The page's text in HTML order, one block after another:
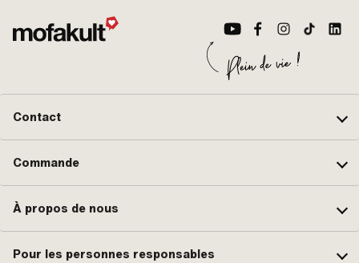
Contact
Commande
À propos de nous
Pour les personnes responsables